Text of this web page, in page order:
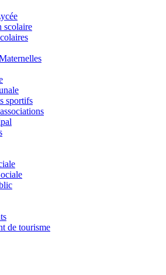
scolaire
sportifs
de tourisme